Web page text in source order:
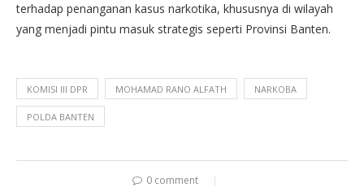
terhadap penanganan kasus narkotika, khususnya di wilayah
yang menjadi pintu masuk strategis seperti Provinsi Banten.
KOMISI III DPR MOHAMAD RANO ALFATH NARKOBA
POLDA BANTEN
0 comment